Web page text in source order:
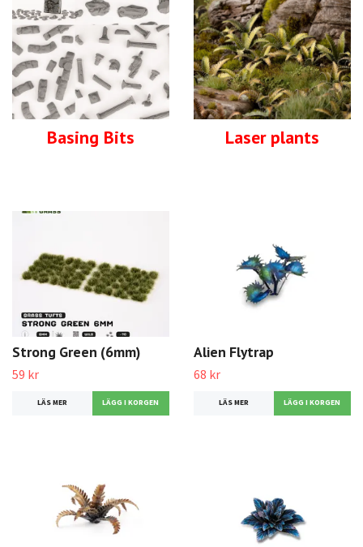
Basing Bits Laser plants
Strong Green (6mm)
59 kr
LÄS MER
Alien Flytrap
68 kr
LÄS MER